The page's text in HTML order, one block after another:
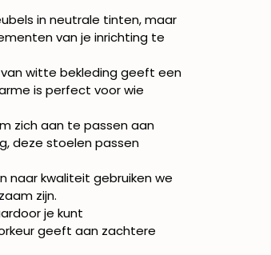
in neutrale tinten, maar
van je inrichting te
witte bekleding geeft een
is perfect voor wie
zich aan te passen aan
deze stoelen passen
kwaliteit gebruiken we
zijn.
je kunt
geeft aan zachtere